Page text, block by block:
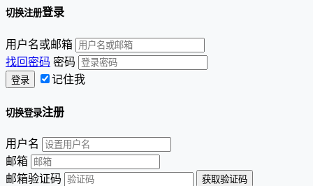
切换注册登录
用户名或邮箱
找回密码 密码
记住我
切换登录注册
用户名
邮箱
邮箱验证码